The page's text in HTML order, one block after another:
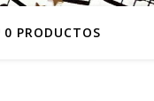
0 PRODUCTOS